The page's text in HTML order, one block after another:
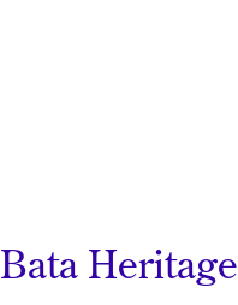
Bata Heritage